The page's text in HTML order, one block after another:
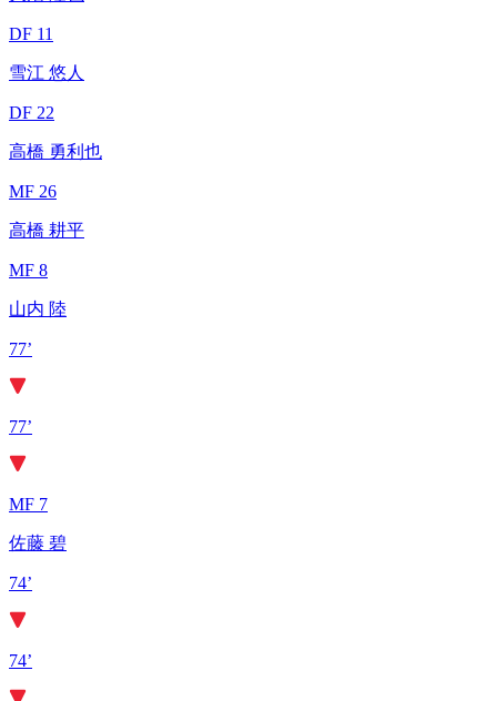
DF 11
雪江 悠人
DF 22
高橋 勇利也
MF 26
高橋 耕平
MF 8
山内 陸
77’
77’
MF 7
佐藤 碧
74’
74’